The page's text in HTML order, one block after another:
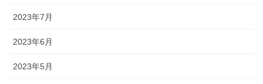
2023年7月
2023年6月
2023年5月